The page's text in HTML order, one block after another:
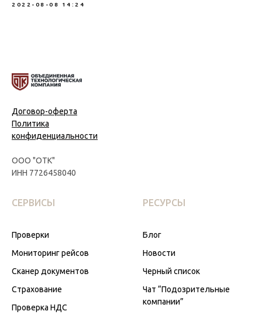
2022-08-08 14:24
Договор-оферта
Политика
конфиденциальности
ООО "ОТК"
ИНН 7726458040
СЕРВИСЫ
Проверки
Мониторинг рейсов
Сканер документов
Страхование
Проверка НДС
РЕСУРСЫ
Блог
Новости
Черный список
Чат “Подозрительные
компании”